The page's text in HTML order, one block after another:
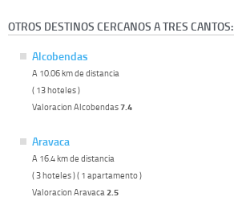
OTROS DESTINOS CERCANOS A TRES CANTOS:
Alcobendas
A 10.06 km de distancia
( 13 hoteles )
Valoracion Alcobendas7.4
Aravaca
A 16.4 km de distancia
( 3 hoteles ) ( 1 apartamento )
Valoracion Aravaca 2.5